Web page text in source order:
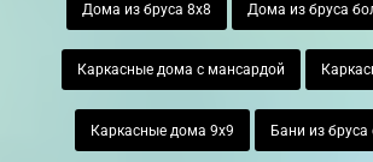
Дома из бруса 8х8 Дома из бруса
Каркасные дома с мансардой
Каркасные дома 9х9 Бани из бруса